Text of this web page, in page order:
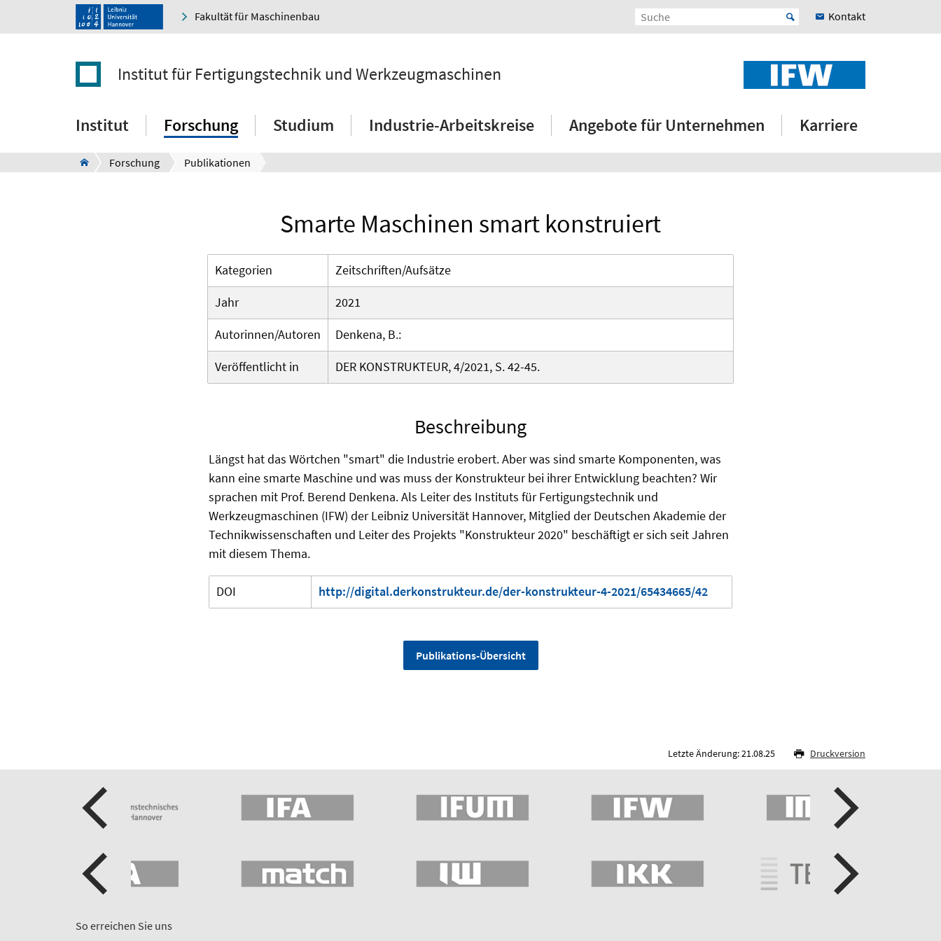
Fakultät für Maschinenbau Kontakt
Institut für Fertigungstechnik und Werkzeugmaschinen
Institut Forschung Studium Industrie-Arbeitskreise Angebote für Unternehmen Karriere
Forschung Publikationen
Smarte Maschinen smart konstruiert
Kategorien
Zeitschriften/Aufsätze
Jahr
2021
Autorinnen/Autoren
Denkena, B.:
Veröffentlicht in
DER KONSTRUKTEUR, 4/2021, S. 42-45.
Beschreibung
Längst hat das Wörtchen "smart" die Industrie erobert. Aber was sind smarte Komponenten, was
kann eine smarte Maschine und was muss der Konstrukteur bei ihrer Entwicklung beachten? Wir
sprachen mit Prof. Berend Denkena. Als Leiter des Instituts für Fertigungstechnik und
Werkzeugmaschinen (IFW) der Leibniz Universität Hannover, Mitglied der Deutschen Akademie der
Technikwissenschaften und Leiter des Projekts "Konstrukteur 2020" beschäftigt er sich seit Jahren
mit diesem Thema.
DOI http://digital.derkonstrukteur.de/der-konstrukteur-4-2021/65434665/42
Publikations-Übersicht
Letzte Änderung: 21.08.25 Druckversion
So erreichen Sie uns